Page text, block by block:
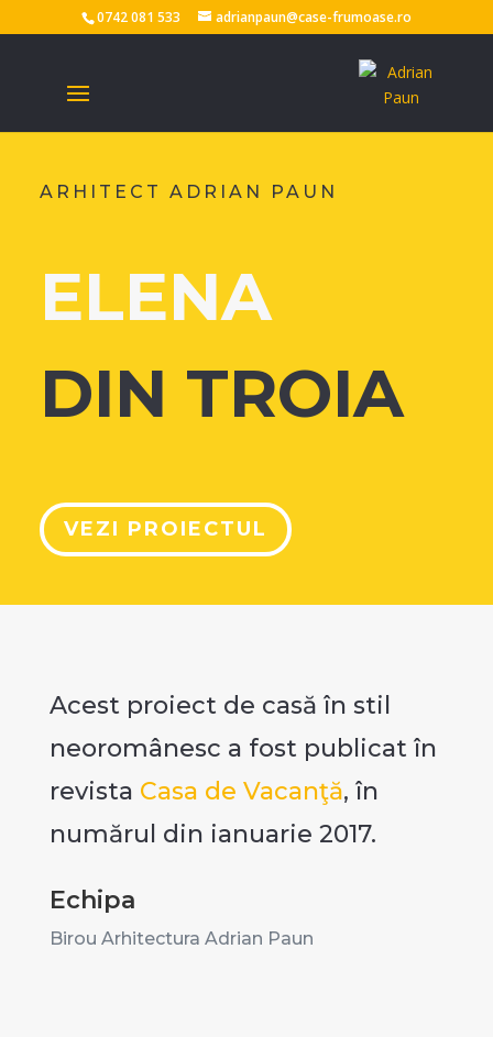
0742 081 533 adrianpaun@case-frumoase.ro
ARHITECT ADRIAN PAUN
ELENA
DIN TROIA
VEZI PROIECTUL
Acest proiect de casă în stil
neoromânesc a fost publicat în
revista Casa de Vacanţă, în
numărul din ianuarie 2017.
Echipa
Birou Arhitectura Adrian Paun